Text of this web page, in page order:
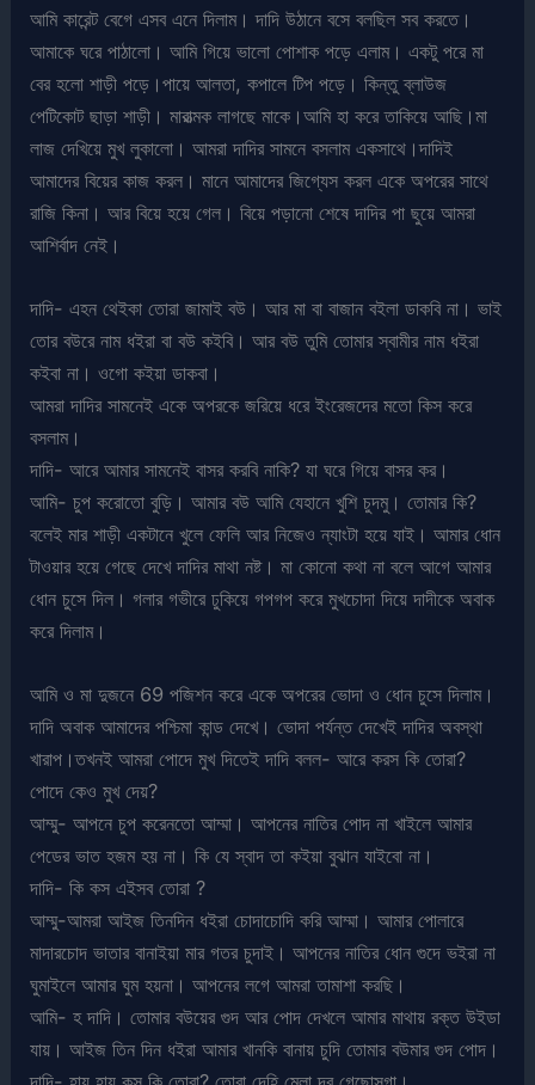
আমি কারেন্ট বেগে এসব এনে দিলাম। দাদি উঠানে বসে বলছিল সব করতে।
আমাকে ঘরে পাঠালো। আমি গিয়ে ভালো পোশাক পড়ে এলাম। একটু পরে মা
বের হলো শাড়ী পড়ে।পায়ে আলতা, কপালে টিপ পড়ে। কিন্তু ব্লাউজ
পেটিকোট ছাড়া শাড়ী। মারাত্মক লাগছে মাকে।আমি হা করে তাকিয়ে আছি।মা
লাজ দেখিয়ে মুখ লুকালো। আমরা দাদির সামনে বসলাম একসাথে।দাদিই
আমাদের বিয়ের কাজ করল। মানে আমাদের জিগ্যেস করল একে অপরের সাথে
রাজি কিনা। আর বিয়ে হয়ে গেল। বিয়ে পড়ানো শেষে দাদির পা ছুয়ে আমরা
আশির্বাদ নেই।
দাদি- এহন থেইকা তোরা জামাই বউ। আর মা বা বাজান বইলা ডাকবি না। ভাই
তোর বউরে নাম ধইরা বা বউ কইবি। আর বউ তুমি তোমার স্বামীর নাম ধইরা
কইবা না। ওগো কইয়া ডাকবা।
আমরা দাদির সামনেই একে অপরকে জরিয়ে ধরে ইংরেজদের মতো কিস করে
বসলাম।
দাদি- আরে আমার সামনেই বাসর করবি নাকি? যা ঘরে গিয়ে বাসর কর।
আমি- চুপ করোতো বুড়ি। আমার বউ আমি যেহানে খুশি চুদমু। তোমার কি?
বলেই মার শাড়ী একটানে খুলে ফেলি আর নিজেও ন্যাংটা হয়ে যাই। আমার ধোন
টাওয়ার হয়ে গেছে দেখে দাদির মাথা নষ্ট। মা কোনো কথা না বলে আগে আমার
ধোন চুসে দিল। গলার গভীরে ঢুকিয়ে গপগপ করে মুখচোদা দিয়ে দাদীকে অবাক
করে দিলাম।
আমি ও মা দুজনে 69 পজিশন করে একে অপরের ভোদা ও ধোন চুসে দিলাম।
দাদি অবাক আমাদের পশ্চিমা কান্ড দেখে। ভোদা পর্যন্ত দেখেই দাদির অবস্থা
খারাপ।তখনই আমরা পোদে মুখ দিতেই দাদি বলল- আরে করস কি তোরা?
পোদে কেও মুখ দেয়?
আম্মু- আপনে চুপ করেনতো আম্মা। আপনের নাতির পোদ না খাইলে আমার
পেডের ভাত হজম হয় না। কি যে স্বাদ তা কইয়া বুঝান যাইবো না।
দাদি- কি কস এইসব তোরা ?
আম্মু-আমরা আইজ তিনদিন ধইরা চোদাচোদি করি আম্মা। আমার পোলারে
মাদারচোদ ভাতার বানাইয়া মার গতর চুদাই। আপনের নাতির ধোন গুদে ভইরা না
ঘুমাইলে আমার ঘুম হয়না। আপনের লগে আমরা তামাশা করছি।
আমি- হ দাদি। তোমার বউয়ের গুদ আর পোদ দেখলে আমার মাথায় রক্ত উইডা
যায়। আইজ তিন দিন ধইরা আমার খানকি বানায় চুদি তোমার বউমার গুদ পোদ।